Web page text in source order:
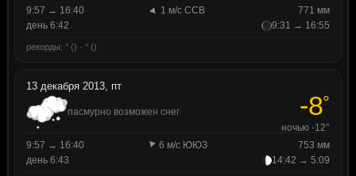
9:57 → 16:40
1 м/с ССВ
771 мм
день 6:42
9:31 → 16:55
рекорды: ° () · ° ()
13 декабря 2013, пт
пасмурно возможен снег -8°
ночью -12°
9:57 → 16:40
6 м/с ЮЮЗ
753 мм
день 6:43
14:42 → 5:09